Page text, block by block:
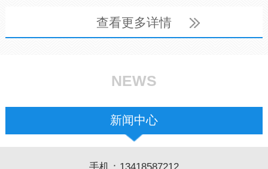
查看更多详情
NEWS
新闻中心
手机：13418587212